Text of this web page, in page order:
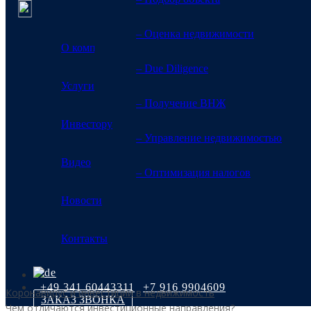
О компании
Услуги
– Оценка недвижимости
– Due Diligence
– Получение ВНЖ
– Управление недвижимостью
– Оптимизация налогов
Инвестору
Видео
Новости
Контакты
+49 341 60443311
+7 916 9904609
ЗАКАЗ ЗВОНКА
Статьи и
Всё о недвижимости в Германии
Коронавирус и инвестиции в недвижимость
Чем отличаются инвестиционные направления?